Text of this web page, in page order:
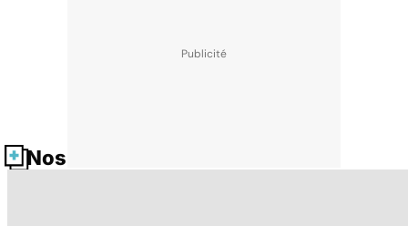
Nos fiches santé